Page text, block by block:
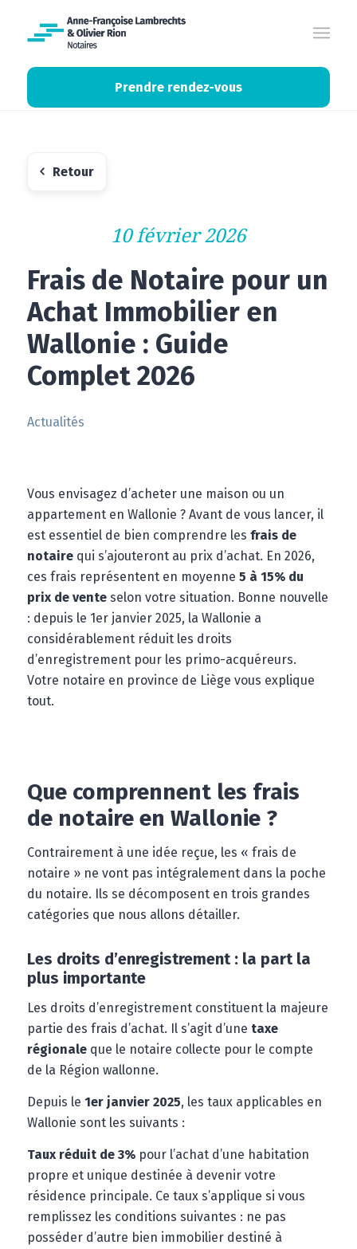
Prendre rendez-vous
Retour
10 février 2026
Frais de Notaire pour un
Achat Immobilier en
Wallonie : Guide
Complet 2026
Actualités
Vous envisagez d’acheter une maison ou un
appartement en Wallonie ? Avant de vous lancer, il
est essentiel de bien comprendre les frais de
notairequi s’ajouteront au prix d’achat. En 2026,
ces frais représentent en moyenne 5 à 15% du
prix de venteselon votre situation. Bonne nouvelle
: depuis le 1er janvier 2025, la Wallonie a
considérablement réduit les droits
d’enregistrement pour les primo-acquéreurs.
Votre notaire en province de Liège vous explique
tout.
Que comprennent les frais
de notaire en Wallonie ?
Contrairement à une idée reçue, les « frais de
notaire » ne vont pas intégralement dans la poche
du notaire. Ils se décomposent en trois grandes
catégories que nous allons détailler.
Les droits d’enregistrement : la part la
plus importante
Les droits d’enregistrement constituent la majeure
partie des frais d’achat. Il s’agit d’une taxe
régionaleque le notaire collecte pour le compte
de la Région wallonne.
Depuis le 1er janvier 2025, les taux applicables en
Wallonie sont les suivants :
Taux réduit de 3%pour l’achat d’une habitation
propre et unique destinée à devenir votre
résidence principale. Ce taux s’applique si vous
remplissez les conditions suivantes : ne pas
posséder d’autre bien immobilier destiné à